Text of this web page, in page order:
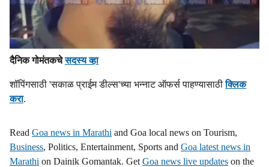
दैनिक गोमंतकचेसदस्य व्हा
शॉपिंगसाठी 'सकाळ प्राईम डील्स'च्या भन्नाट ऑफर्स पाहण्यासाठीक्लिक
करा.
Read Goa news in Marathi and Goa local news on Tourism,
Business, Politics, Entertainment, Sports and Goa latest news in
Marathi on Dainik Gomantak. Get Goa news live updates on the